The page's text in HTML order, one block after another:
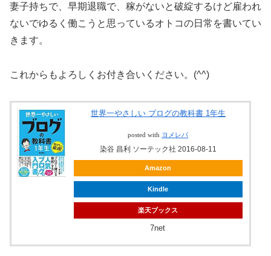
妻子持ちで、早期退職で、稼がないと破綻するけど雇われ
ないでゆるく働こうと思っているオトコの日常を書いてい
きます。
これからもよろしくお付き合いください。(^^)
世界一やさしい ブログの教科書 1年生
posted with ヨメレバ
染谷 昌利 ソーテック社 2016-08-11
Amazon
Kindle
楽天ブックス
7net